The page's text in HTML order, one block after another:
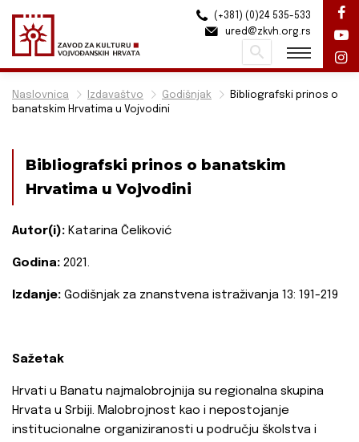
Naslovnica Izdavaštvo Godišnjak
Bibliografski prinos o
banatskim Hrvatima u Vojvodini
Bibliografski prinos o banatskim
Hrvatima u Vojvodini
Autor(i): Katarina Čeliković
Godina: 2021.
Izdanje: Godišnjak za znanstvena istraživanja 13: 191-219
Sažetak
Hrvati u Banatu najmalobrojnija su regionalna skupina
Hrvata u Srbiji. Malobrojnost kao i nepostojanje
institucionalne organiziranosti u području školstva i
(+381) (0)24 535-533
ured@zkvh.org.rs
Pretraži